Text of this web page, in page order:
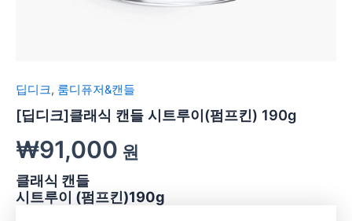
딥디크, 룸디퓨저&캔들
[딥디크]클래식 캔들 시트루이(펌프킨) 190g
₩91,000 원
클래식 캔들
시트루이 (펌프킨)190g